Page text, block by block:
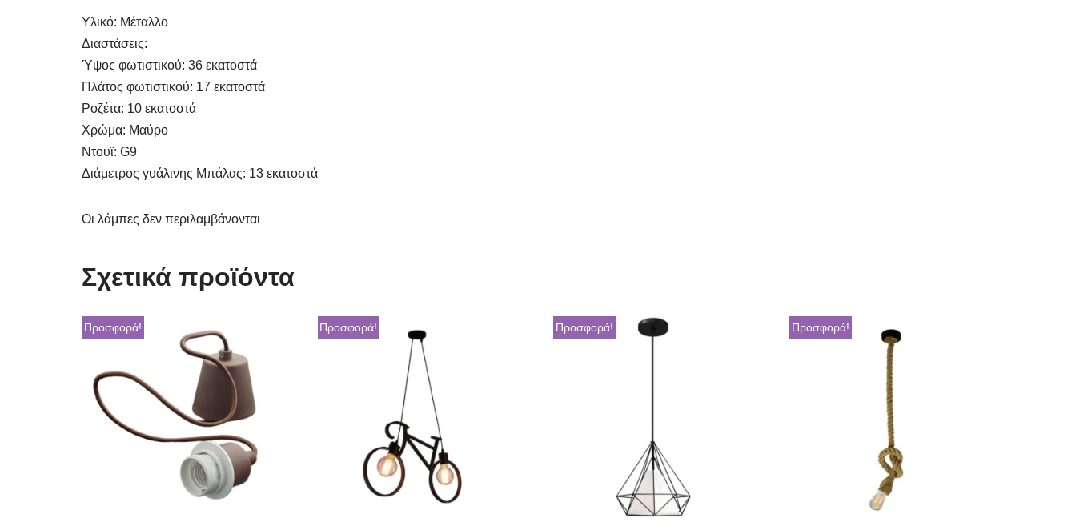
Υλικό: Μέταλλο
Διαστάσεις:
Ύψος φωτιστικού: 36 εκατοστά
Πλάτος φωτιστικού: 17 εκατοστά
Ροζέτα: 10 εκατοστά
Χρώμα: Μαύρο
Ντουϊ: G9
Διάμετρος γυάλινης Μπάλας: 13 εκατοστά
Οι λάμπες δεν περιλαμβάνονται
Σχετικά προϊόντα
Προσφορά! Προσφορά! Προσφορά! Προσφορά!